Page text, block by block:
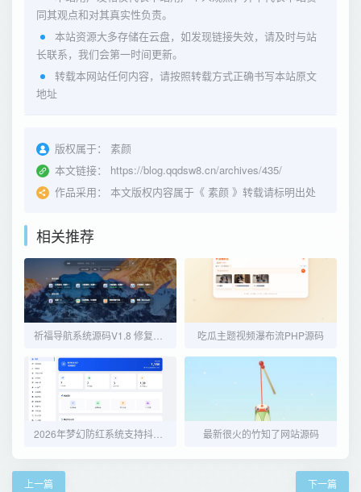
同其观点和对其真实性负责。
本站资源大多存储在云盘，如发现链接失效，请及时与站
长联系，我们会第一时间更新。
转载本网站任何内容，请按照转载方式正确书写本站原文
地址
版权属于：
素颜
本文链接：
https://blog.qqdsw8.cn/archives/435/
作品采用：
本文版权内容属于《 素颜 》转载请标明出处
相关推荐
吃瓜主题视频瀑布流PHP源码
最新很火的竹知了网站源码
上一篇 下一篇